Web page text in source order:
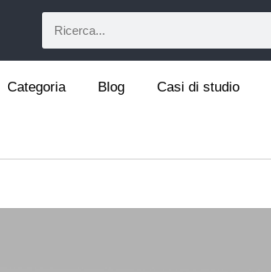
Categoria Blog Casi di studio